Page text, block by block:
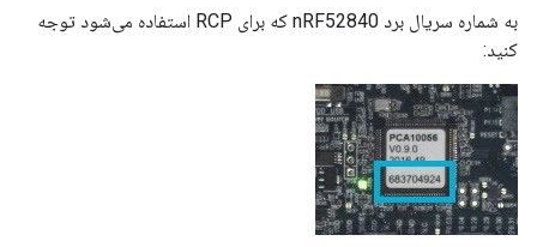
به شماره سریال برد nRF52840 که برای RCP استفاده می‌شود توجه
کنید: